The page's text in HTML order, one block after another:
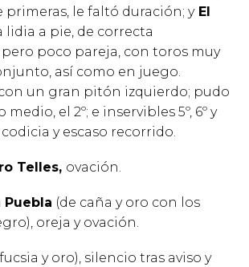
primeras, le faltó duración; yEl
lidia a pie, de correcta
poco pareja, con toros muy
así como en juego.
con un gran pitón izquierdo; pudo
medio, el 2º; e inservibles 5º, 6º y
y escaso recorrido.
Telles, ovación.
Puebla (de caña y oro con los
oreja y ovación.
y oro), silencio tras aviso y